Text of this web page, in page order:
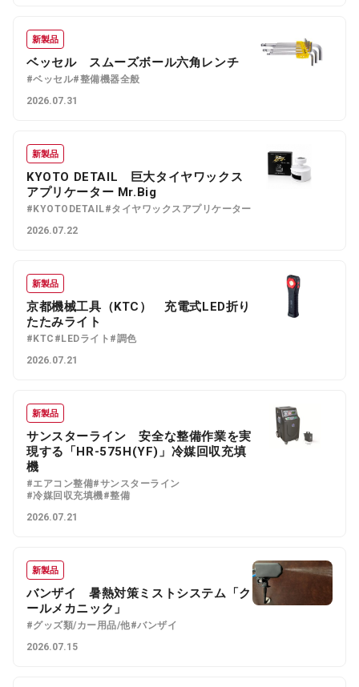
新製品
ベッセル スムーズボール六角レンチ
#ベッセル#整備機器全般
2026.07.31
新製品
KYOTO DETAIL 巨大タイヤワックス
アプリケーター Mr.Big
#KYOTODETAIL#タイヤワックスアプリケーター
2026.07.22
新製品
京都機械工具（KTC） 充電式LED折り
たたみライト
#KTC #LEDライト #調色
2026.07.21
新製品
サンスターライン 安全な整備作業を実
現する「HR-575H(YF)」冷媒回収充填
機
#エアコン整備#サンスターライン
#冷媒回収充填機#整備
2026.07.21
新製品
バンザイ 暑熱対策ミストシステム「ク
ールメカニック」
#グッズ類/カー用品/他#バンザイ
2026.07.15